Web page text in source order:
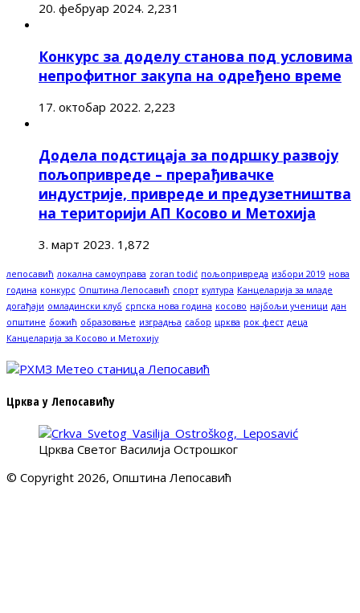
20. фебруар 2024. 2,231
Конкурс за доделу станова под условима
непрофитног закупа на одређено време
17. октобар 2022. 2,223
Додела подстицаја за подршку развоју
пољопривреде – прерађивачке
индустрије, привреде и предузетништва
на територији АП Косово и Метохија
3. март 2023. 1,872
лепосавић локална самоуправа zoran todić пољопривреда избори 2019 нова
година конкурс Општина Лепосавић спорт култура Канцеларија за младе
догађаји омладински клуб српска нова година косово најбољи ученици дан
општине божић образовање изградња сабор црква рок фест деца
Канцеларија за Косово и Метохију
Црква у Лепосавићу
Црква Светог Василија Острошког
© Copyright 2026, Општина Лепосавић